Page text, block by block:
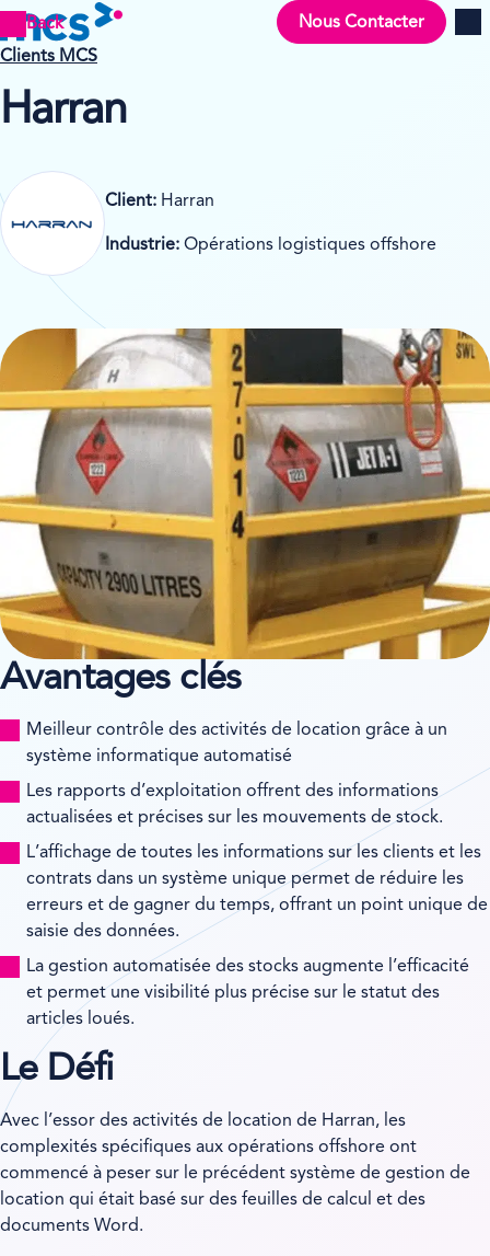
Back Nous Contacter
Clients MCS
Harran
Client: Harran
Industrie: Opérations logistiques offshore
Avantages clés
Meilleur contrôle des activités de location grâce à un
système informatique automatisé
Les rapports d’exploitation offrent des informations
actualisées et précises sur les mouvements de stock.
L’affichage de toutes les informations sur les clients et les
contrats dans un système unique permet de réduire les
erreurs et de gagner du temps, offrant un point unique de
saisie des données.
La gestion automatisée des stocks augmente l’efficacité
et permet une visibilité plus précise sur le statut des
articles loués.
Le Défi
Avec l’essor des activités de location de Harran, les
complexités spécifiques aux opérations offshore ont
commencé à peser sur le précédent système de gestion de
location qui était basé sur des feuilles de calcul et des
documents Word.